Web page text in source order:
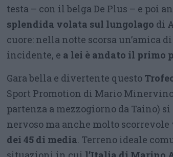
testa – con il belga De Plus – e poi
splendida volata sul lungolago di
cuore: nella notte scorsa un’amica
incidente, e a lei è andato il primo
Gara bella e divertente questo
Sport Promotion di Mario
partenza a mezzogiorno da Taino)
nervoso ma anche molto scorrevole
dei 45 di media. Terreno ideale